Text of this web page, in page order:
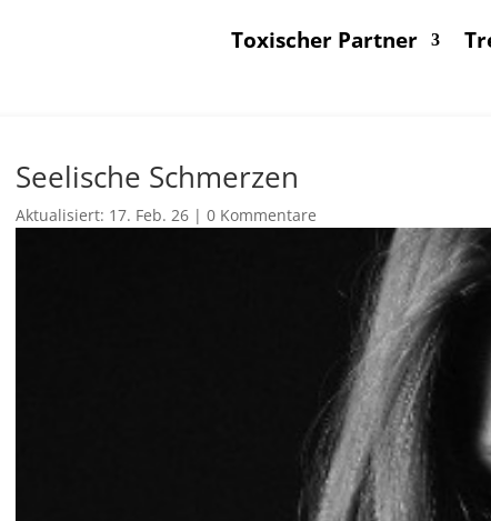
Toxischer Partner
Seelische Schmerzen
Aktualisiert: 17. Feb. 26 | 0 Kommentare